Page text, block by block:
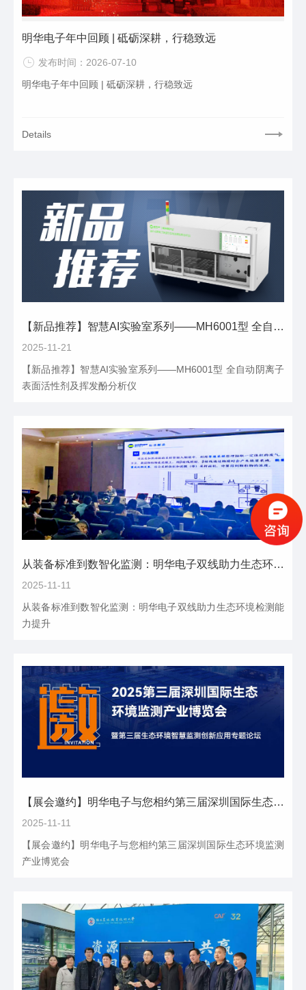
明华电子年中回顾 | 砥砺深耕，行稳致远
发布时间：2026-07-10
明华电子年中回顾 | 砥砺深耕，行稳致远
Details
【新品推荐】智慧AI实验室系列——MH6001型 全自动阴离子表面活性剂及挥发酚分析仪
2025-11-21
【新品推荐】智慧AI实验室系列——MH6001型 全自动阴离子
表面活性剂及挥发酚分析仪
从装备标准到数智化监测：明华电子双线助力生态环境检测能力提升
2025-11-11
从装备标准到数智化监测：明华电子双线助力生态环境检测能
力提升
【展会邀约】明华电子与您相约第三届深圳国际生态环境监测产业博览会
2025-11-11
【展会邀约】明华电子与您相约第三届深圳国际生态环境监测
产业博览会